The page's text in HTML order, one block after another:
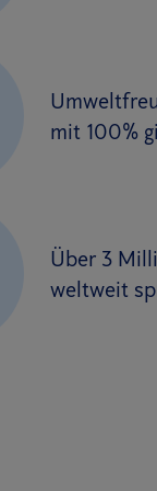
mit 100%
Über 3
weltweit